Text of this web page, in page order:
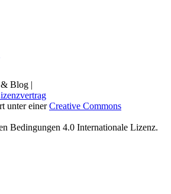
Blog |
unter einerCreative Commons
Bedingungen 4.0 Internationale Lizenz.